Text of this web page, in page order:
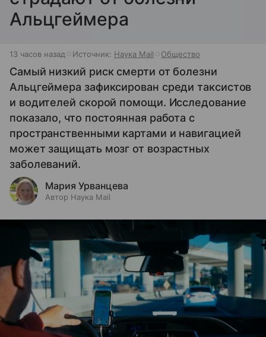
Альцгеймера
13 часов назад Источник: Наука Mail Общество
Самый низкий риск смерти от болезни
Альцгеймера зафиксирован среди таксистов
и водителей скорой помощи. Исследование
показало, что постоянная работа с
пространственными картами и навигацией
может защищать мозг от возрастных
заболеваний.
Мария Урванцева
Автор Наука Mail